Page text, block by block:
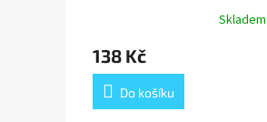
Skladem
138 Kč
Do košíku